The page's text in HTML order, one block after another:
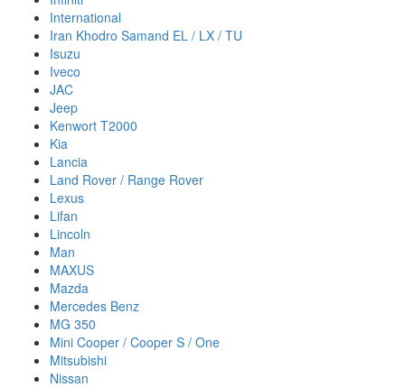
International
Iran Khodro Samand EL / LX / TU
Isuzu
Iveco
JAC
Jeep
Kenwort T2000
Kia
Lancia
Land Rover / Range Rover
Lexus
Lifan
Lincoln
Man
MAXUS
Mazda
Mercedes Benz
MG 350
Mini Cooper / Cooper S / One
Mitsubishi
Nissan